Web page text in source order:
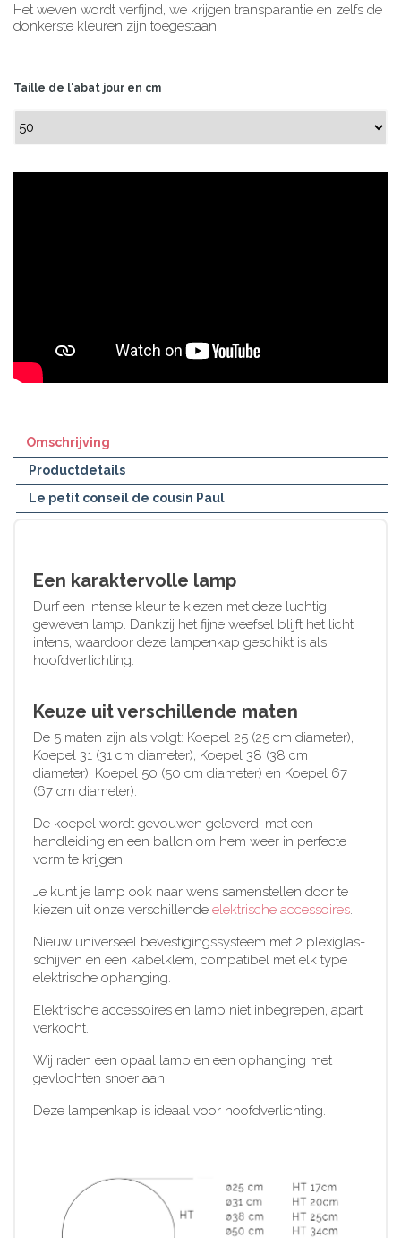
Het weven wordt verfijnd, we krijgen transparantie en zelfs de
donkerste kleuren zijn toegestaan.
Taille de l'abat jour en cm
Omschrijving
Productdetails
Le petit conseil de cousin Paul
Een karaktervolle lamp
Durf een intense kleur te kiezen met deze luchtig
geweven lamp. Dankzij het fijne weefsel blijft het licht
intens, waardoor deze lampenkap geschikt is als
hoofdverlichting.
Keuze uit verschillende maten
De 5 maten zijn als volgt: Koepel 25 (25 cm diameter),
Koepel 31 (31 cm diameter), Koepel 38 (38 cm
diameter), Koepel 50 (50 cm diameter) en Koepel 67
(67 cm diameter).
De koepel wordt gevouwen geleverd, met een
handleiding en een ballon om hem weer in perfecte
vorm te krijgen.
Je kunt je lamp ook naar wens samenstellen door te
kiezen uit onze verschillende elektrische accessoires.
Nieuw universeel bevestigingssysteem met 2 plexiglas-
schijven en een kabelklem, compatibel met elk type
elektrische ophanging.
Elektrische accessoires en lamp niet inbegrepen, apart
verkocht.
Wij raden een opaal lamp en een ophanging met
gevlochten snoer aan.
Deze lampenkap is ideaal voor hoofdverlichting.